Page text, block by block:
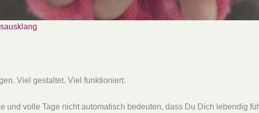
Viel gestaltet. Viel funktioniert.
und volle Tage nicht automatisch bedeuten, dass Du Dich lebendig